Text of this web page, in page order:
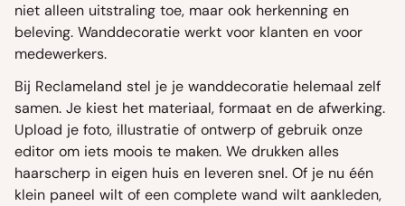
niet alleen uitstraling toe, maar ook herkenning en
beleving. Wanddecoratie werkt voor klanten en voor
medewerkers.
Bij Reclameland stel je je wanddecoratie helemaal zelf
samen. Je kiest het materiaal, formaat en de afwerking.
Upload je foto, illustratie of ontwerp of gebruik onze
editor om iets moois te maken. We drukken alles
haarscherp in eigen huis en leveren snel. Of je nu één
klein paneel wilt of een complete wand wilt aankleden,